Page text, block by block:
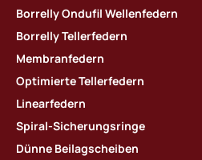
Borrelly Ondufil Wellenfedern
Borrelly Tellerfedern
Membranfedern
Optimierte Tellerfedern
Linearfedern
Spiral-Sicherungsringe
Dünne Beilagscheiben